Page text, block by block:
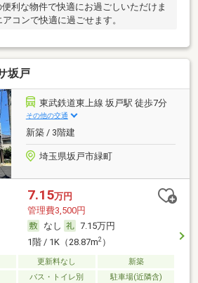
便利な物件で快適にお過ごしいただけま
コンで快適に過ごせます。
坂戸
東武鉄道東上線 坂戸駅 徒歩7分
その他の交通
新築 / 3階建
埼玉県坂戸市緑町
7.15万円
管理費3,500円
なし
7.15万円
1階 / 1K（28.87m2）
更新料なし
新築
バス・トイレ別 駐車場(近隣含)